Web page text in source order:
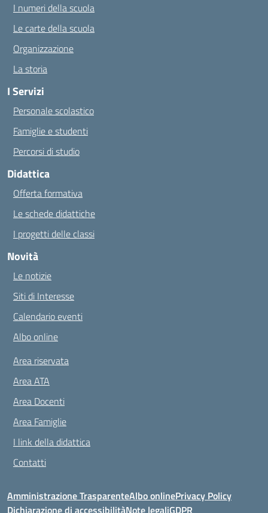
I numeri della scuola
Le carte della scuola
Organizzazione
La storia
I Servizi
Personale scolastico
Famiglie e studenti
Percorsi di studio
Didattica
Offerta formativa
Le schede didattiche
I progetti delle classi
Novità
Le notizie
Siti di Interesse
Calendario eventi
Albo online
Area riservata
Area ATA
Area Docenti
Area Famiglie
I link della didattica
Contatti
Amministrazione TrasparenteAlbo onlinePrivacy Policy
Dichiarazione di accessibilitàNote legaliGDPR